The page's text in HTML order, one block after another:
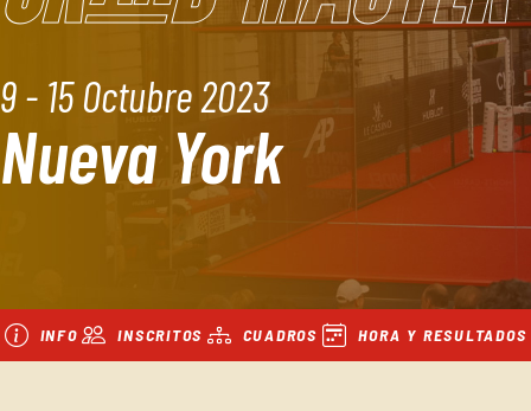
9 - 15 Octubre 2023
Nueva York
INFO INSCRITOS CUADROS HORA Y RESULTADOS